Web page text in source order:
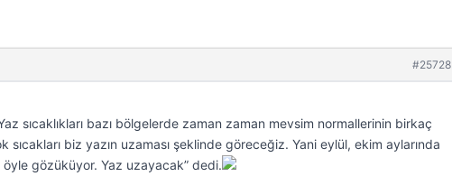
#25728
sıcaklıkları bazı bölgelerde zaman zaman mevsim normallerinin birkaç
biz yazın uzaması şeklinde göreceğiz. Yani eylül, ekim aylarında
gözüküyor. Yaz uzayacak” dedi.